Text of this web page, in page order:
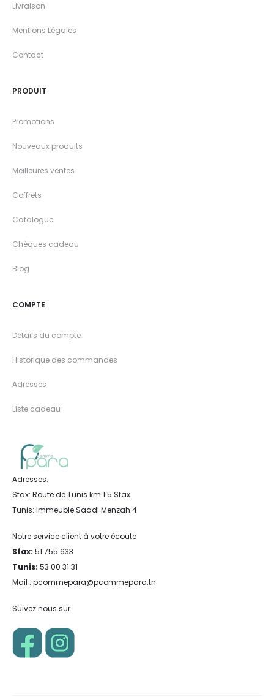
Livraison
Mentions Légales
Contact
PRODUIT
Promotions
Nouveaux produits
Meilleures ventes
Coffrets
Catalogue
Chèques cadeau
Blog
COMPTE
Détails du compte
Historique des commandes
Adresses
Liste cadeau
Adresses:
Sfax: Route de Tunis km 1.5 Sfax
Tunis: Immeuble Saadi Menzah 4
Notre service client à votre écoute
Sfax: 51 755 633
Tunis: 53 00 31 31
Mail : pcommepara@pcommepara.tn
Suivez nous sur